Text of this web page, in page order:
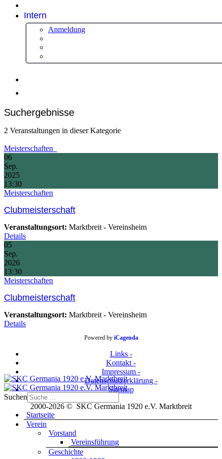
Intern
Anmeldung
Suchergebnisse
2 Veranstaltungen in dieser Kategorie
Meisterschaften
06
Sep.
2025
13:30
Meisterschaften
Clubmeisterschaft
Veranstaltungsort: Marktbreit - Vereinsheim
Details
05
Sep.
2026
13:30
Meisterschaften
Clubmeisterschaft
Veranstaltungsort: Marktbreit - Vereinsheim
Details
Powered by iCagenda
Links -
Kontakt -
Impressum -
Datenschutzerklärung -
Sitemap
2000-2026 © SKC Germania 1920 e.V. Marktbreit
Suchen
Startseite
Verein
Vorstand
Vereinsführung
Geschichte